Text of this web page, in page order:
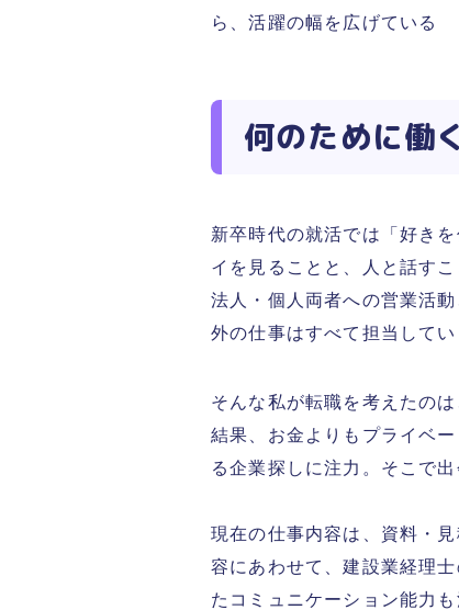
ら、活躍の幅を広げている
何のために働
新卒時代の就活では「好き
イを見ることと、人と話す
法人・個人両者への営業活
外の仕事はすべて担当してい
そんな私が転職を考えたの
結果、お金よりもプライベ
る企業探しに注力。そこで
現在の仕事内容は、資料・
容にあわせて、建設業経理
たコミュニケーション能力